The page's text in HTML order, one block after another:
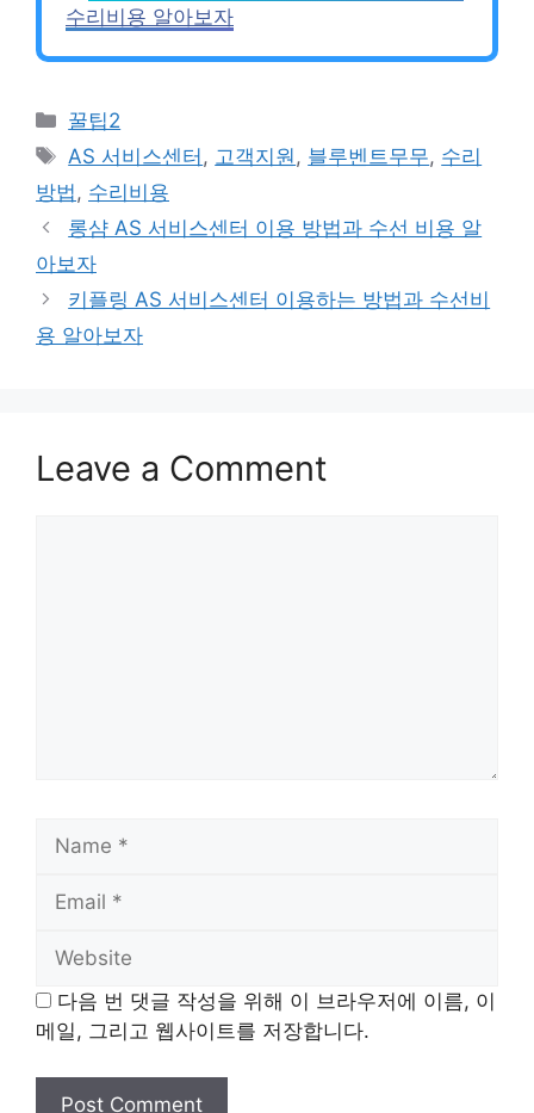
수리비용 알아보자
Categories
꿀팁2
Tags
AS 서비스센터 , 고객지원 , 블루벤트무무, 수리
방법 , 수리비용
롱샴 AS 서비스센터 이용 방법과 수선 비용 알
아보자
키플링 AS 서비스센터 이용하는 방법과 수선비
용 알아보자
Leave a Comment
Name
Email
Website
다음 번 댓글 작성을 위해 이 브라우저에 이름, 이
메일, 그리고 웹사이트를 저장합니다.